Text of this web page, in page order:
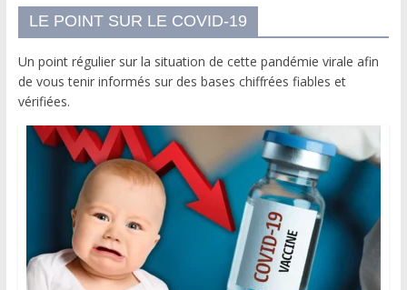
LE POINT SUR LE COVID-19
Un point régulier sur la situation de cette pandémie virale afin
de vous tenir informés sur des bases chiffrées fiables et
vérifiées.